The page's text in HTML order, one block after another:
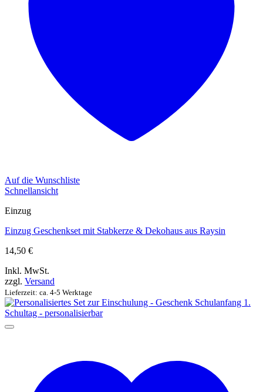
Auf die Wunschliste
Schnellansicht
Einzug
Einzug Geschenkset mit Stabkerze & Dekohaus aus Raysin
14,50 €
Inkl. MwSt.
zzgl. Versand
Lieferzeit: ca. 4-5 Werktage